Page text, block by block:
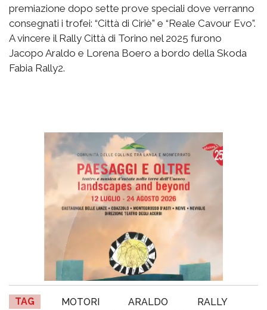
premiazione dopo sette prove speciali dove verranno
consegnati i trofei: “Città di Ciriè” e “Reale Cavour Evo”.
A vincere il Rally Città di Torino nel 2025 furono
Jacopo Araldo e Lorena Boero a bordo della Skoda
Fabia Rally2.
TAG MOTORI ARALDO
RALLY